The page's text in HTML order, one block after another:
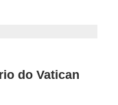
do Vatican